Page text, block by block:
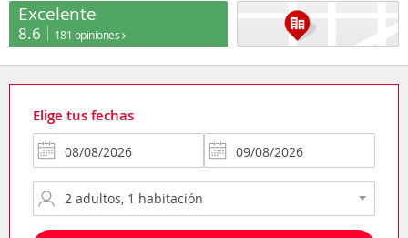
Excelente
8.6 181 opiniones
Elige tus fechas